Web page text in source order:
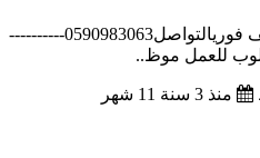
مطلوب حداد لحام معلموالتوظيف فوريالتواصل0590983063----------
للعمل موظ..
منذ 3 سنة 11 شهر